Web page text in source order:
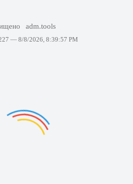
adm.tools
— 8/8/2026, 8:39:57 PM